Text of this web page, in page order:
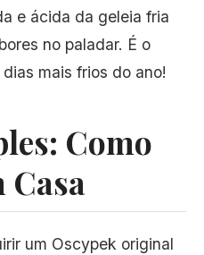
e ácida da geleia fria
no paladar. É o
mais frios do ano!
Como
Casa
um Oscypek original